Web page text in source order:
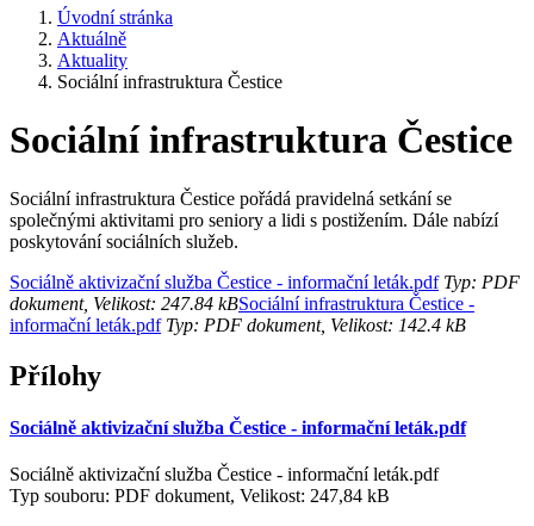
Úvodní stránka
Aktuálně
Aktuality
Sociální infrastruktura Čestice
Sociální infrastruktura Čestice
Sociální infrastruktura Čestice pořádá pravidelná setkání se
společnými aktivitami pro seniory a lidi s postižením. Dále nabízí
poskytování sociálních služeb.
Sociálně aktivizační služba Čestice - informační leták.pdfTyp: PDF
dokument, Velikost: 247.84 kBSociální infrastruktura Čestice -
informační leták.pdfTyp: PDF dokument, Velikost: 142.4 kB
Přílohy
Sociálně aktivizační služba Čestice - informační leták.pdf
Sociálně aktivizační služba Čestice - informační leták.pdf
Typ souboru: PDF dokument, Velikost: 247,84 kB